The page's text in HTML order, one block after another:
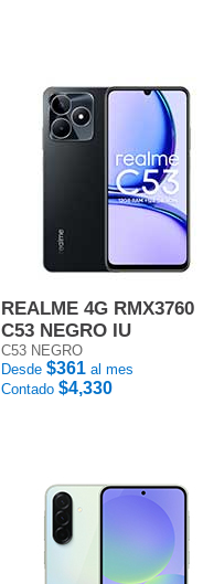
REALME 4G RMX3760
C53 NEGRO IU
C53 NEGRO
Desde $361 al mes
Contado $4,330